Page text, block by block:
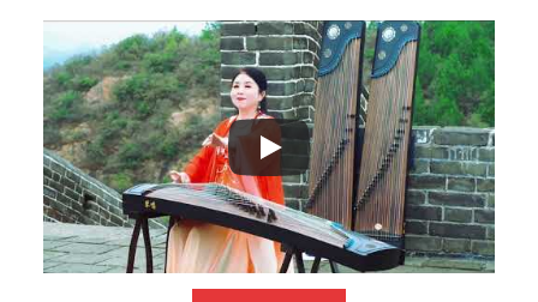
剧
、
书
法
、
器
乐
等
，